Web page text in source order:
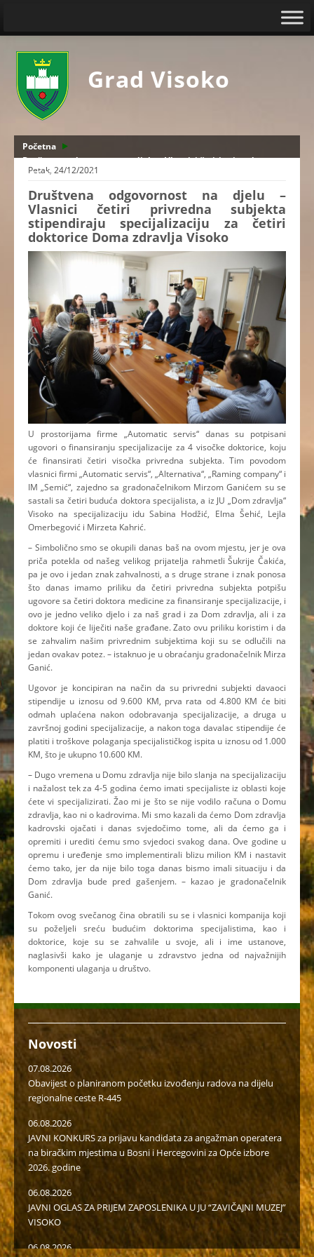
Grad Visoko
Početna
Društvena odgovornost na djelu – Vlasnici četiri privredna
subjekta stipendiraju specijalizaciju za četiri doktorice Doma
zdravlja Visoko
Petak, 24/12/2021
Društvena odgovornost na djelu –
Vlasnici četiri privredna subjekta
stipendiraju specijalizaciju za četiri
doktorice Doma zdravlja Visoko
U prostorijama firme „Automatic servis“ danas su potpisani
ugovori o finansiranju specijalizacije za 4 visočke doktorice, koju
će finansirati četiri visočka privredna subjekta. Tim povodom
vlasnici firmi „Automatic servis“, „Alternativa“, „Raming company“ i
IM „Semić“, zajedno sa gradonačelnikom Mirzom Ganićem su se
sastali sa četiri buduća doktora specijalista, a iz JU „Dom zdravlja“
Visoko na specijalizaciju idu Sabina Hodžić, Elma Šehić, Lejla
Omerbegović i Mirzeta Kahrić.
– Simbolično smo se okupili danas baš na ovom mjestu, jer je ova
priča potekla od našeg velikog prijatelja rahmetli Šukrije Čakića,
pa je ovo i jedan znak zahvalnosti, a s druge strane i znak ponosa
što danas imamo priliku da četiri privredna subjekta potpišu
ugovore sa četiri doktora medicine za finansiranje specijalizacije, i
ovo je jedno veliko djelo i za naš grad i za Dom zdravlja, ali i za
doktore koji će liječiti naše građane. Zato ovu priliku koristim i da
se zahvalim našim privrednim subjektima koji su se odlučili na
jedan ovakav potez. – istaknuo je u obraćanju gradonačelnik Mirza
Ganić.
Ugovor je koncipiran na način da su privredni subjekti davaoci
stipendije u iznosu od 9.600 KM, prva rata od 4.800 KM će biti
odmah uplaćena nakon odobravanja specijalizacije, a druga u
završnoj godini specijalizacije, a nakon toga davalac stipendije će
platiti i troškove polaganja specijalističkog ispita u iznosu od 1.000
KM, što je ukupno 10.600 KM.
– Dugo vremena u Domu zdravlja nije bilo slanja na specijalizaciju
i nažalost tek za 4-5 godina ćemo imati specijaliste iz oblasti koje
ćete vi specijalizirati. Žao mi je što se nije vodilo računa o Domu
zdravlja, kao ni o kadrovima. Mi smo kazali da ćemo Dom zdravlja
kadrovski ojačati i danas svjedočimo tome, ali da ćemo ga i
opremiti i urediti ćemu smo svjedoci svakog dana. Ove godine u
opremu i uređenje smo implementirali blizu milion KM i nastavit
ćemo tako, jer da nije bilo toga danas bismo imali situaciju i da
Dom zdravlja bude pred gašenjem. – kazao je gradonačelnik
Ganić.
Tokom ovog svečanog čina obratili su se i vlasnici kompanija koji
su poželjeli sreću budućim doktorima specijalistima, kao i
doktorice, koje su se zahvalile u svoje, ali i ime ustanove,
naglasivši kako je ulaganje u zdravstvo jedna od najvažnijih
komponenti ulaganja u društvo.
Novosti
07.08.2026
Obavijest o planiranom početku izvođenju radova na dijelu
regionalne ceste R-445
06.08.2026
JAVNI KONKURS za prijavu kandidata za angažman operatera
na biračkim mjestima u Bosni i Hercegovini za Opće izbore
2026. godine
06.08.2026
JAVNI OGLAS ZA PRIJEM ZAPOSLENIKA U JU “ZAVIČAJNI MUZEJ”
VISOKO
06.08.2026